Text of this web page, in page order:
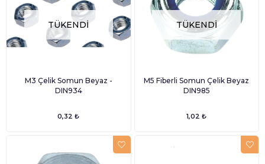
TÜKENDI
M3 Çelik Somun Beyaz -
DIN934
0,32 ₺
TÜKENDI
M5 Fiberli Somun Çelik Beyaz
DIN985
1,02 ₺